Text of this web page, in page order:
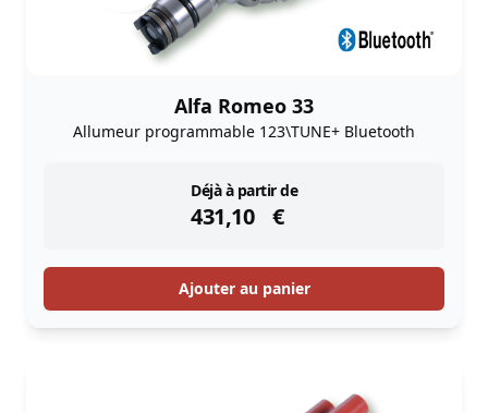
Alfa Romeo 33
Allumeur programmable 123\TUNE+ Bluetooth
Déjà à partir de
431,10 €
instock
Ajouter au panier